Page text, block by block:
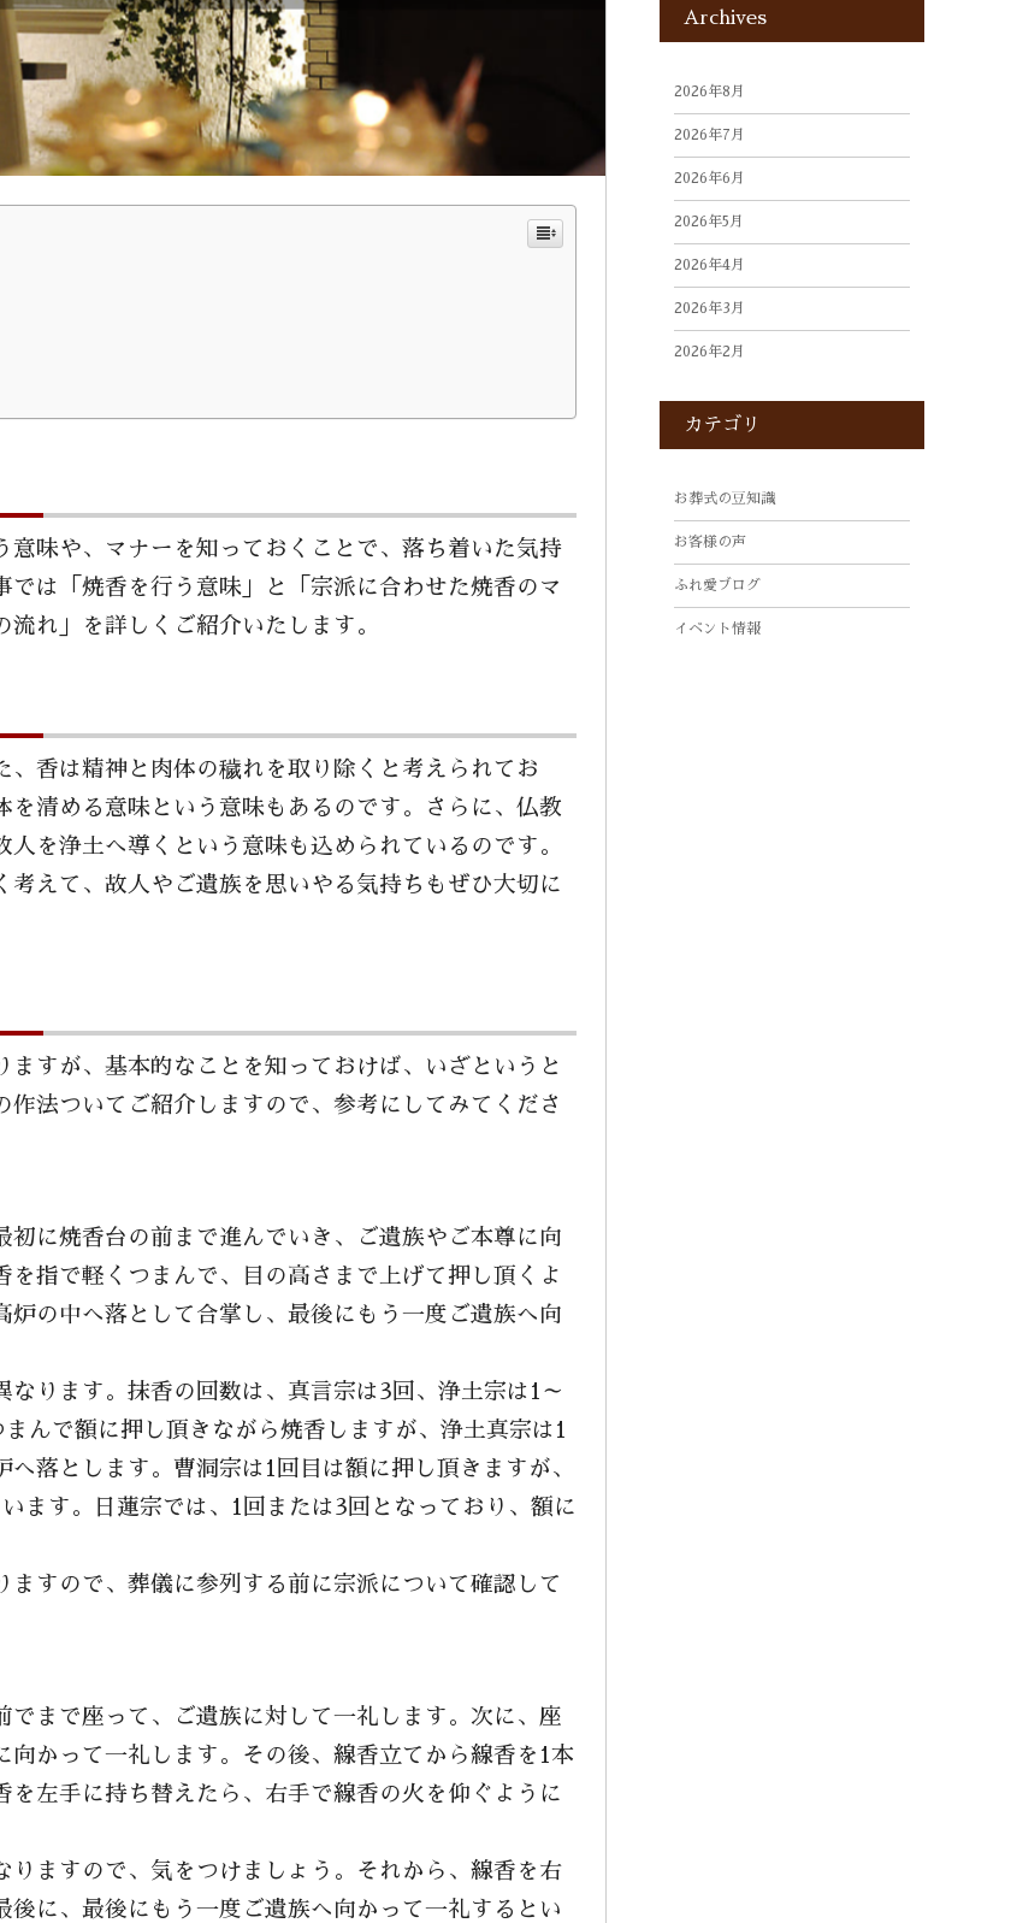
味や、マナーを知っておくことで、落ち着いた気持
は「焼香を行う意味」と「宗派に合わせた焼香のマ
れ」を詳しくご紹介いたします。
香は精神と肉体の穢れを取り除くと考えられてお
清める意味という意味もあるのです。さらに、仏教
を浄土へ導くという意味も込められているのです。
えて、故人やご遺族を思いやる気持ちもぜひ大切に
すが、基本的なことを知っておけば、いざというと
法ついてご紹介しますので、参考にしてみてくださ
に焼香台の前まで進んでいき、ご遺族やご本尊に向
を指で軽くつまんで、目の高さまで上げて押し頂くよ
の中へ落として合掌し、最後にもう一度ご遺族へ向
ります。 抹香の回数は、真言宗は3回、浄土宗は1～
んで額に押し頂きながら焼香しますが、浄土真宗は1
落とします。
曹洞宗は1回目は額に押し頂きますが、
ます。
日蓮宗では、1回または3回となっており、額に
すので、葬儀に参列する前に宗派について確認して
まで座って、ご遺族に対して一礼します。次に、座
かって一礼します。その後、線香立てから線香を1本
左手に持ち替えたら、右手で線香の火を仰ぐように
ますので、気をつけましょう。それから、線香を右
に、最後にもう一度ご遺族へ向かって一礼するとい
Archives
2026年8月
2026年7月
2026年6月
2026年5月
2026年4月
2026年3月
2026年2月
2025年9月
2025年8月
2025年7月
カテゴリ
お葬式の豆知識
お客様の声
ふれ愛ブログ
イベント情報